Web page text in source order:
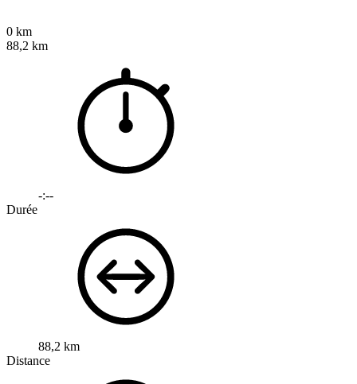
0 km
88,2 km
-:--
Durée
88,2 km
Distance